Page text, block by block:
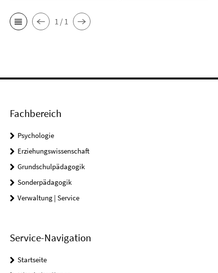
1 / 1
Fachbereich
Psychologie
Erziehungswissenschaft
Grundschulpädagogik
Sonderpädagogik
Verwaltung | Service
Service-Navigation
Startseite